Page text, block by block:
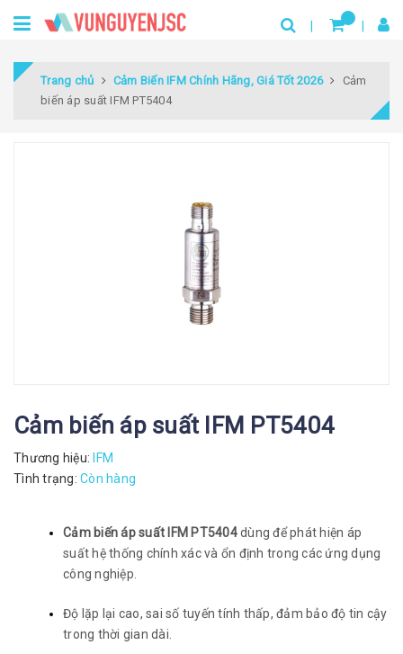
Trang chủ Cảm Biến IFM Chính Hãng, Giá Tốt 2026
Cảm
biến áp suất IFM PT5404
Cảm biến áp suất IFM PT5404
Thương hiệu: IFM
Tình trạng: Còn hàng
Cảm biến áp suất IFM PT5404dùng để phát hiện áp
suất hệ thống chính xác và ổn định trong các ứng dụng
công nghiệp.
Độ lặp lại cao, sai số tuyến tính thấp, đảm bảo độ tin cậy
trong thời gian dài.